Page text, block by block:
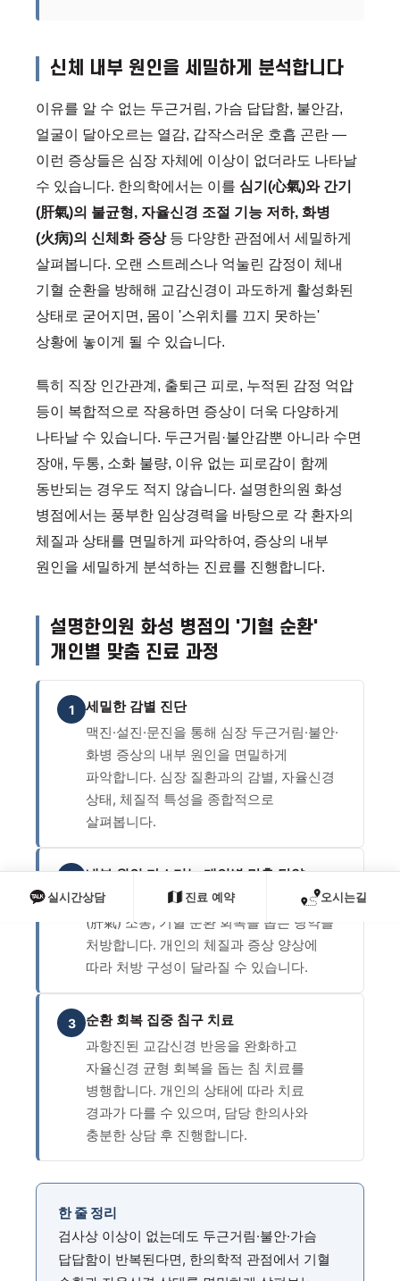
실시간상담 진료 예약 오시는길
신체 내부 원인을 세밀하게 분석합니다
이유를 알 수 없는 두근거림, 가슴 답답함, 불안감,
얼굴이 달아오르는 열감, 갑작스러운 호흡 곤란 —
이런 증상들은 심장 자체에 이상이 없더라도 나타날
수 있습니다. 한의학에서는 이를 심기(心氣)와 간기
(肝氣)의 불균형, 자율신경 조절 기능 저하, 화병
(火病)의 신체화 증상등 다양한 관점에서 세밀하게
살펴봅니다. 오랜 스트레스나 억눌린 감정이 체내
기혈 순환을 방해해 교감신경이 과도하게 활성화된
상태로 굳어지면, 몸이 '스위치를 끄지 못하는'
상황에 놓이게 될 수 있습니다.
특히 직장 인간관계, 출퇴근 피로, 누적된 감정 억압
등이 복합적으로 작용하면 증상이 더욱 다양하게
나타날 수 있습니다. 두근거림·불안감뿐 아니라 수면
장애, 두통, 소화 불량, 이유 없는 피로감이 함께
동반되는 경우도 적지 않습니다. 설명한의원 화성
병점에서는 풍부한 임상경력을 바탕으로 각 환자의
체질과 상태를 면밀하게 파악하여, 증상의 내부
원인을 세밀하게 분석하는 진료를 진행합니다.
설명한의원 화성 병점의 '기혈 순환'
개인별 맞춤 진료 과정
1
세밀한 감별 진단
맥진·설진·문진을 통해 심장 두근거림·불안·
화병 증상의 내부 원인을 면밀하게
파악합니다. 심장 질환과의 감별, 자율신경
상태, 체질적 특성을 종합적으로
살펴봅니다.
내부 원인 다스리는 개인별 맞춤 탕약
진단 결과에 따라 심기(心氣) 안정, 간기
(肝氣) 소통, 기혈 순환 회복을 돕는 탕약을
처방합니다. 개인의 체질과 증상 양상에
따라 처방 구성이 달라질 수 있습니다.
3
순환 회복 집중 침구 치료
과항진된 교감신경 반응을 완화하고
자율신경 균형 회복을 돕는 침 치료를
병행합니다. 개인의 상태에 따라 치료
경과가 다를 수 있으며, 담당 한의사와
충분한 상담 후 진행합니다.
한 줄 정리
검사상 이상이 없는데도 두근거림·불안·가슴
답답함이 반복된다면, 한의학적 관점에서 기혈